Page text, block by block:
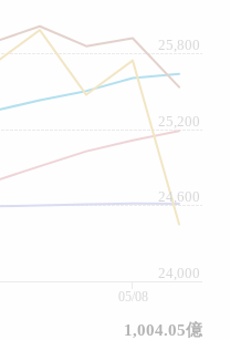
24,000
24,600
25,200
25,800
05/08
1,004.05億